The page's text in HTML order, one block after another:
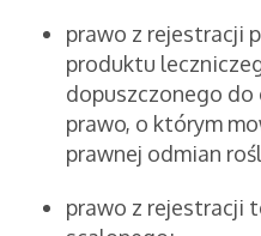
prawo z rejestracji
produktu
dopuszczonego do
prawo, o którym
prawnej odmian
prawo z rejestracji